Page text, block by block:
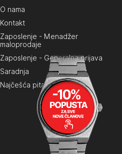
O nama
Kontakt
Zaposlenje - Menadžer
maloprodaje
Zaposlenje - Generalna prijava
Saradnja
Najčešća pitanja